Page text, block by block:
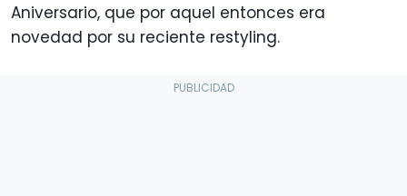
Aniversario, que por aquel entonces era
novedad por su reciente restyling.